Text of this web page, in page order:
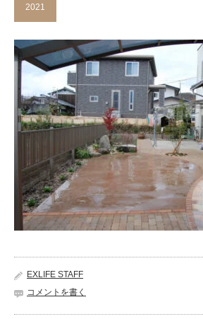
2021
EXLIFE STAFF
コメントを書く